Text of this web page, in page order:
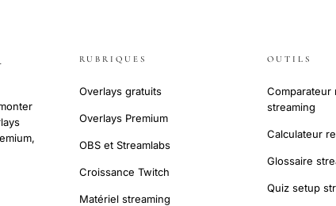
RUBRIQUES
Overlays gratuits
Overlays Premium
OBS et Streamlabs
Croissance Twitch
Matériel streaming
OUTILS
Comparateur
streaming
Calculateur
Glossaire
Quiz setup